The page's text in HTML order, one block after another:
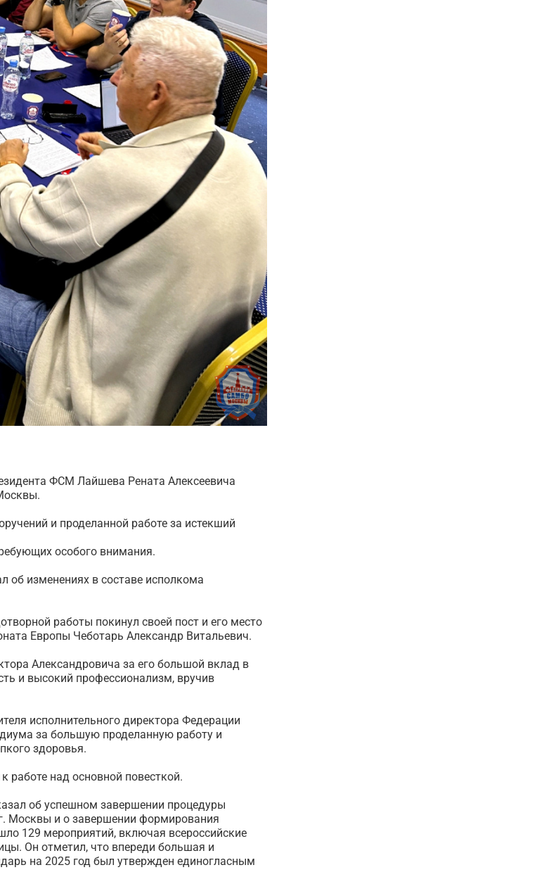
ФСМ Лайшева Рената Алексеевича
и проделанной работе за истекший
особого внимания.
об изменениях в составе исполкома
работы покинул своей пост и его место
Европы Чеботарь Александр Витальевич.
Александровича за его большой вклад в
и высокий профессионализм, вручив
исполнительного директора Федерации
за большую проделанную работу и
здоровья.
работе над основной повесткой.
об успешном завершении процедуры
Москвы и о завершении формирования
129 мероприятий, включая всероссийские
Он отметил, что впереди большая и
на 2025 год был утвержден единогласным